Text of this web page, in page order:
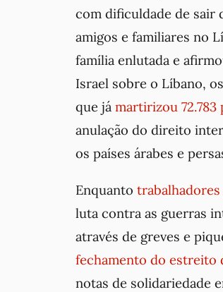
com dificuldade de sair
amigos e familiares no
família enlutada e
Israel sobre o Líbano,
que já martirizou 72.783
anulação do direito
os países árabes e
Enquanto
luta contra as guerras
através de greves e
fechamento do estreito
notas de solidariedade